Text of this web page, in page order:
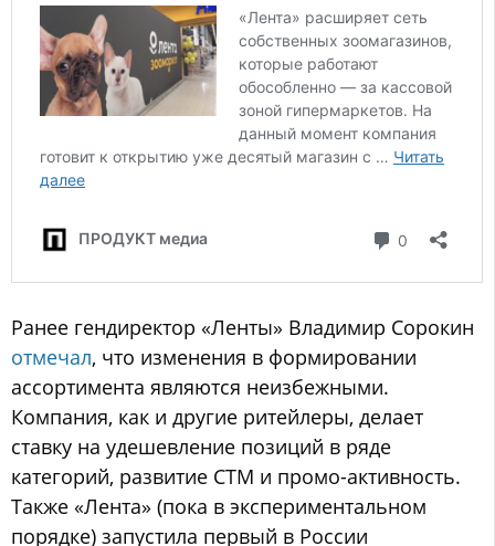
Ранее гендиректор «Ленты» Владимир Сорокин
отмечал, что изменения в формировании
ассортимента являются неизбежными.
Компания, как и другие ритейлеры, делает
ставку на удешевление позиций в ряде
категорий, развитие СТМ и промо-активность.
Также «Лента» (пока в экспериментальном
порядке) запустила первый в России